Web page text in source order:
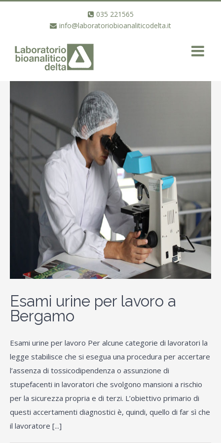
035 221565
info@laboratoriobioanaliticodelta.it
Esami urine per lavoro a
Bergamo
Esami urine per lavoro Per alcune categorie di lavoratori la
legge stabilisce che si esegua una procedura per accertare
l’assenza di tossicodipendenza o assunzione di
stupefacenti in lavoratori che svolgono mansioni a rischio
per la sicurezza propria e di terzi. L’obiettivo primario di
questi accertamenti diagnostici è, quindi, quello di far sì che
il lavoratore [...]